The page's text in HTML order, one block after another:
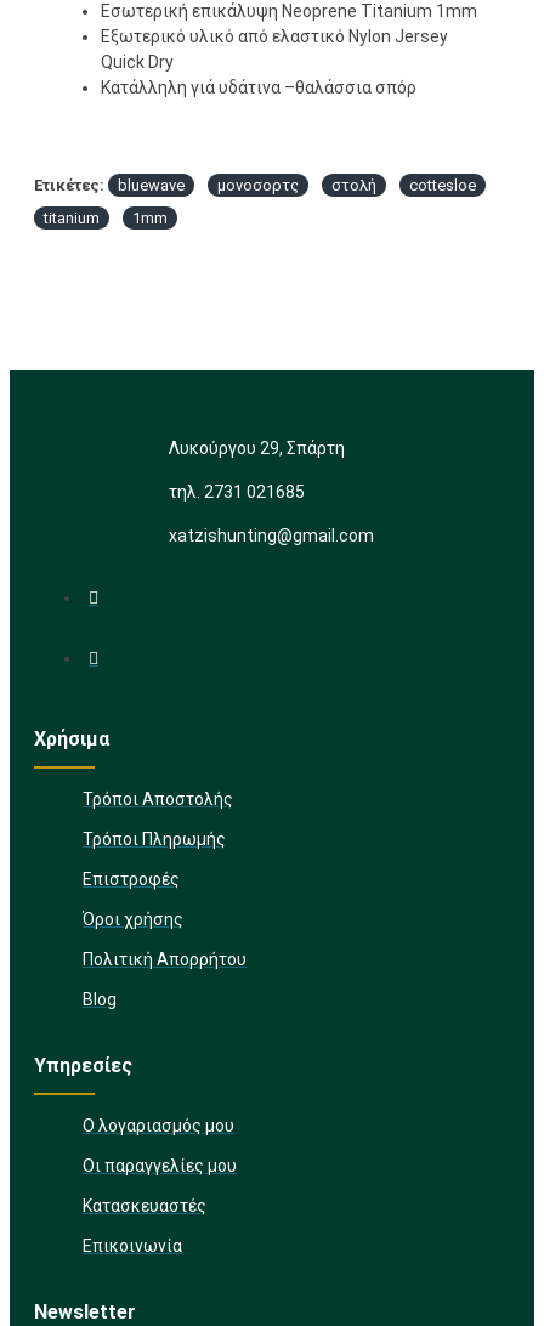
Εσωτερική επικάλυψη Neoprene Titanium 1mm
Εξωτερικό υλικό από ελαστικό Nylon Jersey
Quick Dry
Κατάλληλη γιά υδάτινα –θαλάσσια σπόρ
Ετικέτες: bluewave μονοσορτς στολή
cottesloe
titanium
1mm
Λυκούργου 29, Σπάρτη
τηλ. 2731 021685
xatzishunting@gmail.com
Χρήσιμα
Τρόποι Αποστολής
Τρόποι Πληρωμής
Επιστροφές
Όροι χρήσης
Πολιτική Απορρήτου
Blog
Υπηρεσίες
Ο λογαριασμός μου
Οι παραγγελίες μου
Κατασκευαστές
Επικοινωνία
Newsletter